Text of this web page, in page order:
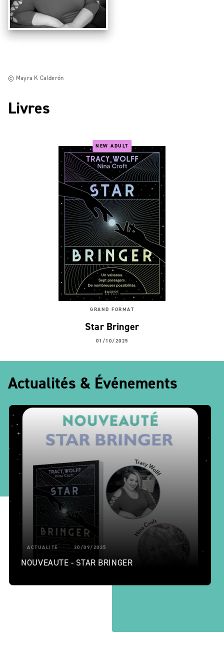
© Mayra K Calderón
Livres
NEW ADULT
GRAND FORMAT
Star Bringer
01/10/2025
Actualités & Événements
ACTUALITÉ 30/09/2025
NOUVEAUTE - STAR BRINGER